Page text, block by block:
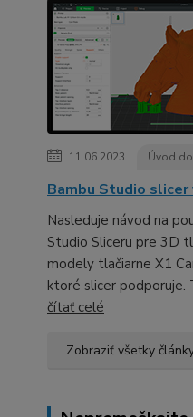
11.06.2023 Úvod
Bambu Studio slicer
Nasleduje návod na
Studio Sliceru pre 3D
modely tlačiarne X1
ktoré slicer podporuje.
čítať celé
Zobraziť všetky